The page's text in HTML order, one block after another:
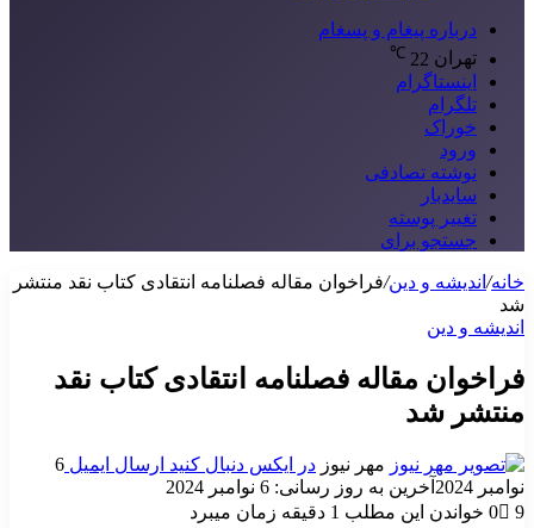
درباره پیغام و پسغام
تهران 22
℃
اینستاگرام
تلگرام
خوراک
ورود
نوشته تصادفی
سایدبار
تغییر پوسته
جستجو برای
خانه/ اندیشه و دین/فراخوان مقاله فصلنامه انتقادی کتاب نقد منتشر
شد
اندیشه و دین
فراخوان مقاله فصلنامه انتقادی کتاب نقد
منتشر شد
مهر نیوز در ایکس دنبال کنید ارسال ایمیل 6
نوامبر 2024
آخرین به روز رسانی: 6 نوامبر 2024
0
9 خواندن این مطلب 1 دقیقه زمان میبرد